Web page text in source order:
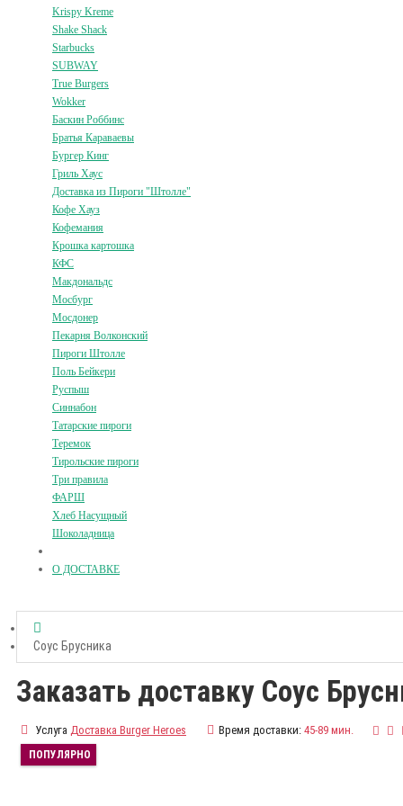
Krispy Kreme
Shake Shack
Starbucks
SUBWAY
True Burgers
Wokker
Баскин Роббинс
Братья Караваевы
Бургер Кинг
Гриль Хаус
Доставка из Пироги "Штолле"
Кофе Хауз
Кофемания
Крошка картошка
КФС
Макдональдс
Мосбург
Мосдонер
Пекарня Волконский
Пироги Штолле
Поль Бейкери
Руспыш
Синнабон
Татарские пироги
Теремок
Тирольские пироги
Три правила
ФАРШ
Хлеб Насущный
Шоколадница
О ДОСТАВКЕ
Соус Брусника
Заказать доставку Соус
Услуга Доставка Burger Heroes Время доставки: 45-89 мин.
ПОПУЛЯРНО